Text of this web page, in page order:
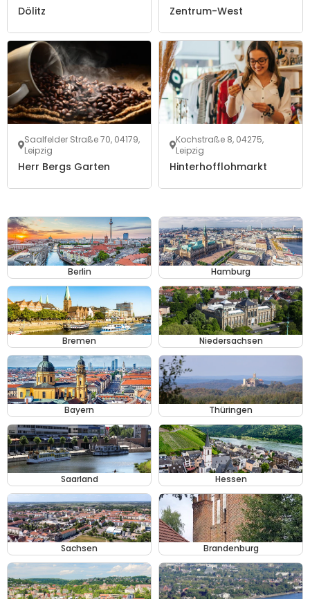
Dölitz Zentrum-West
Saalfelder Straße 70, 04179,
Leipzig
Herr Bergs Garten
Kochstraße 8, 04275,
Leipzig
Hinterhofflohmarkt
Berlin Hamburg
Bremen Niedersachsen
Bayern Thüringen
Saarland Hessen
Sachsen Brandenburg